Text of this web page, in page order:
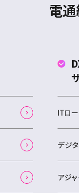
電
ITロ
デジ
アジ